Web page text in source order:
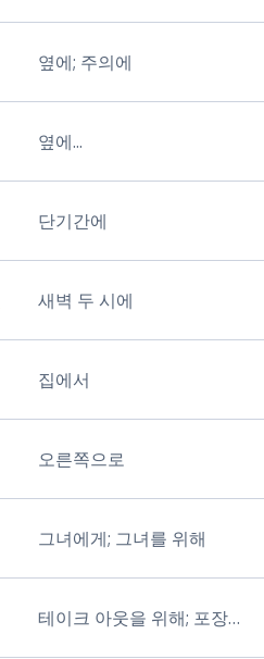
옆에; 주의에
옆에...
단기간에
새벽 두 시에
집에서
오른쪽으로
그녀에게; 그녀를 위해
테이크 아웃을 위해; 포장판매를 위해